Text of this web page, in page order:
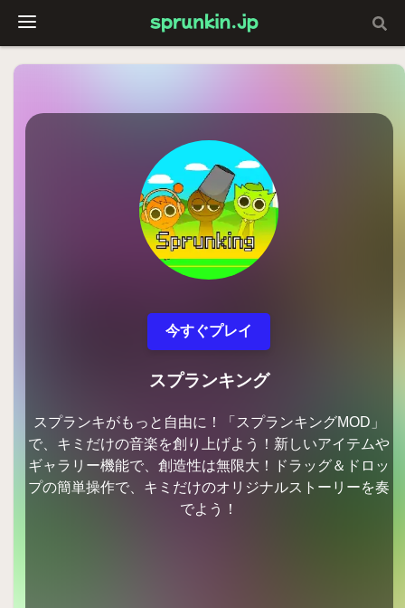
今すぐプレイ
スプランキング
スプランキがもっと自由に！「スプランキングMOD」
で、キミだけの音楽を創り上げよう！新しいアイテムや
ギャラリー機能で、創造性は無限大！ドラッグ＆ドロッ
プの簡単操作で、キミだけのオリジナルストーリーを奏
でよう！